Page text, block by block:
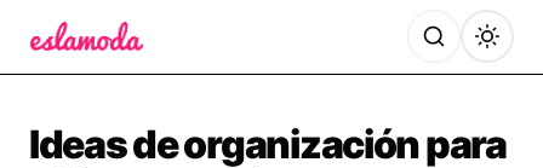
Ideas de organización para